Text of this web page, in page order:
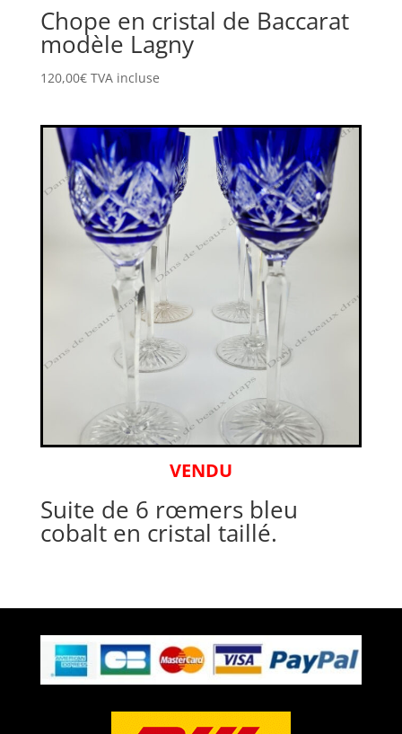
Chope en cristal de Baccarat
modèle Lagny
120,00€ TVA incluse
VENDU
Suite de 6 rœmers bleu
cobalt en cristal taillé.